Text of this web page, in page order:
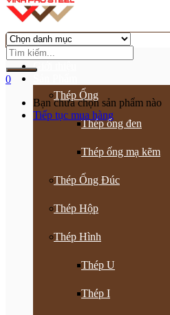
0
Bạn chưa chọn sản phẩm nào
Tiếp tục mua hàng
Trang chủ
Giới thiệu
Thép Ống
Thép ống đen
Thép ống mạ kẽm
Thép Ống Đúc
Thép Hộp
Thép Hình
Thép U
Thép I